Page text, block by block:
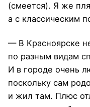
(смеется). Я же
а с классическим
— В Красноярске
по разным видам
И в городе очень
поскольку сам
и жил там. Плюс